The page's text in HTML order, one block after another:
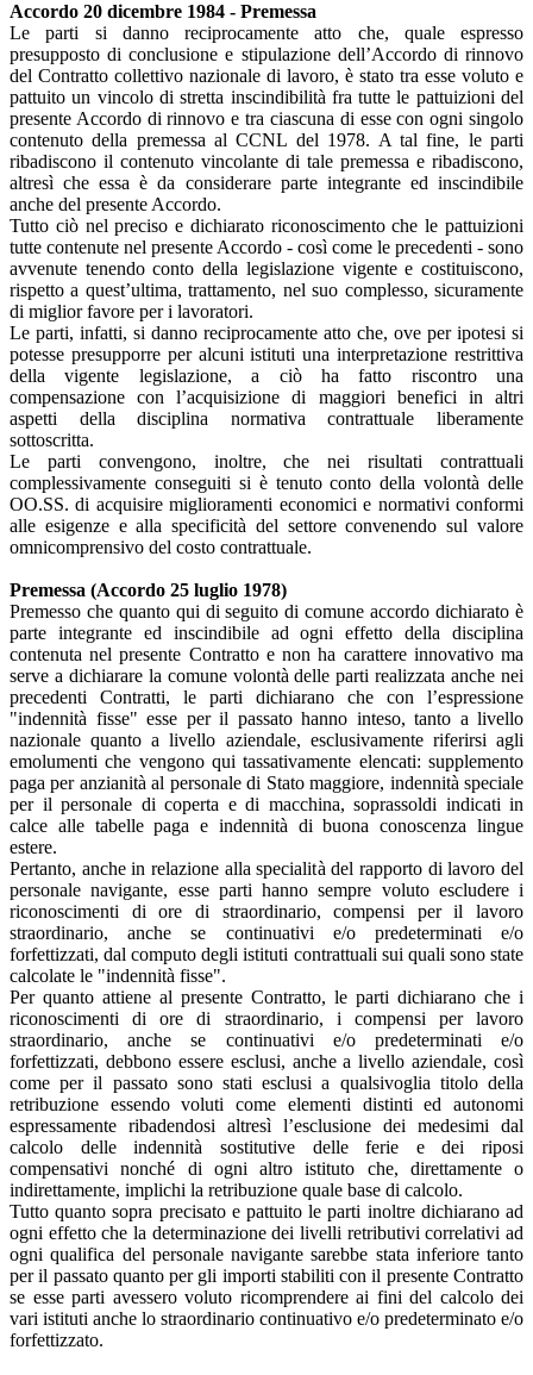
Accordo 20 dicembre 1984 - Premessa
Le parti si danno reciprocamente atto che, quale espresso
presupposto di conclusione e stipulazione dell’Accordo di rinnovo
del Contratto collettivo nazionale di lavoro, è stato tra esse voluto e
pattuito un vincolo di stretta inscindibilità fra tutte le pattuizioni del
presente Accordo di rinnovo e tra ciascuna di esse con ogni singolo
contenuto della premessa al CCNL del 1978. A tal fine, le parti
ribadiscono il contenuto vincolante di tale premessa e ribadiscono,
altresì che essa è da considerare parte integrante ed inscindibile
anche del presente Accordo.
Tutto ciò nel preciso e dichiarato riconoscimento che le pattuizioni
tutte contenute nel presente Accordo - così come le precedenti - sono
avvenute tenendo conto della legislazione vigente e costituiscono,
rispetto a quest’ultima, trattamento, nel suo complesso, sicuramente
di miglior favore per i lavoratori.
Le parti, infatti, si danno reciprocamente atto che, ove per ipotesi si
potesse presupporre per alcuni istituti una interpretazione restrittiva
della vigente legislazione, a ciò ha fatto riscontro una
compensazione con l’acquisizione di maggiori benefici in altri
aspetti della disciplina normativa contrattuale liberamente
sottoscritta.
Le parti convengono, inoltre, che nei risultati contrattuali
complessivamente conseguiti si è tenuto conto della volontà delle
OO.SS. di acquisire miglioramenti economici e normativi conformi
alle esigenze e alla specificità del settore convenendo sul valore
omnicomprensivo del costo contrattuale.
Premessa (Accordo 25 luglio 1978)
Premesso che quanto qui di seguito di comune accordo dichiarato è
parte integrante ed inscindibile ad ogni effetto della disciplina
contenuta nel presente Contratto e non ha carattere innovativo ma
serve a dichiarare la comune volontà delle parti realizzata anche nei
precedenti Contratti, le parti dichiarano che con l’espressione
"indennità fisse" esse per il passato hanno inteso, tanto a livello
nazionale quanto a livello aziendale, esclusivamente riferirsi agli
emolumenti che vengono qui tassativamente elencati: supplemento
paga per anzianità al personale di Stato maggiore, indennità speciale
per il personale di coperta e di macchina, soprassoldi indicati in
calce alle tabelle paga e indennità di buona conoscenza lingue
estere.
Pertanto, anche in relazione alla specialità del rapporto di lavoro del
personale navigante, esse parti hanno sempre voluto escludere i
riconoscimenti di ore di straordinario, compensi per il lavoro
straordinario, anche se continuativi e/o predeterminati e/o
forfettizzati, dal computo degli istituti contrattuali sui quali sono state
calcolate le "indennità fisse".
Per quanto attiene al presente Contratto, le parti dichiarano che i
riconoscimenti di ore di straordinario, i compensi per lavoro
straordinario, anche se continuativi e/o predeterminati e/o
forfettizzati, debbono essere esclusi, anche a livello aziendale, così
come per il passato sono stati esclusi a qualsivoglia titolo della
retribuzione essendo voluti come elementi distinti ed autonomi
espressamente ribadendosi altresì l’esclusione dei medesimi dal
calcolo delle indennità sostitutive delle ferie e dei riposi
compensativi nonché di ogni altro istituto che, direttamente o
indirettamente, implichi la retribuzione quale base di calcolo.
Tutto quanto sopra precisato e pattuito le parti inoltre dichiarano ad
ogni effetto che la determinazione dei livelli retributivi correlativi ad
ogni qualifica del personale navigante sarebbe stata inferiore tanto
per il passato quanto per gli importi stabiliti con il presente Contratto
se esse parti avessero voluto ricomprendere ai fini del calcolo dei
vari istituti anche lo straordinario continuativo e/o predeterminato e/o
forfettizzato.